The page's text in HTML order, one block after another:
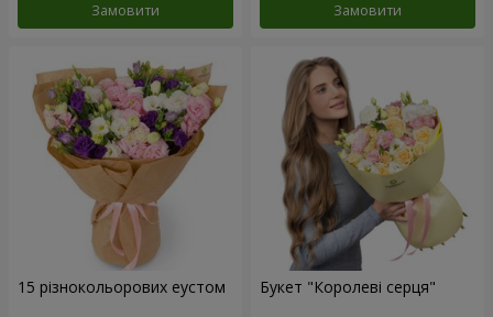
Замовити Замовити
15 різнокольорових еустом Букет "Королеві серця"